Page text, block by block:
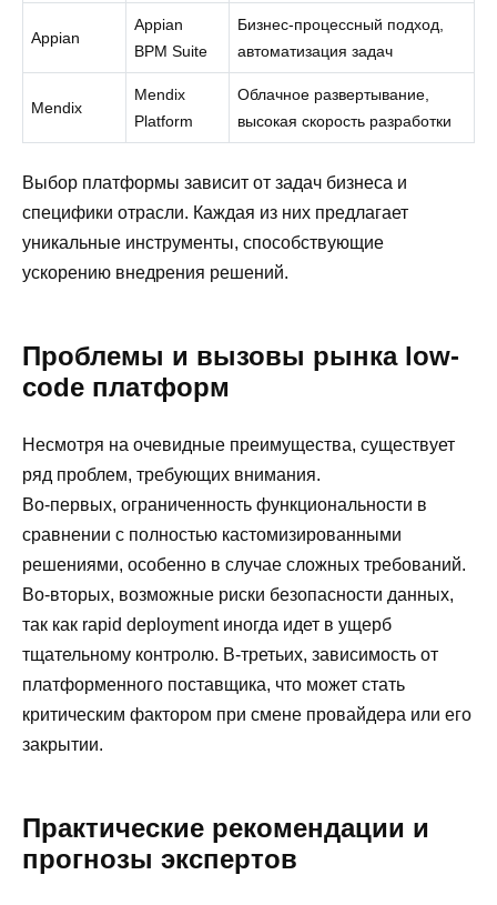
Appian
Appian
BPM Suite
Бизнес-процессный подход,
автоматизация задач
Mendix
Mendix
Platform
Облачное развертывание,
высокая скорость разработки
Выбор платформы зависит от задач бизнеса и
специфики отрасли. Каждая из них предлагает
уникальные инструменты, способствующие
ускорению внедрения решений.
Проблемы и вызовы рынка low-
code платформ
Несмотря на очевидные преимущества, существует
ряд проблем, требующих внимания.
Во-первых, ограниченность функциональности в
сравнении с полностью кастомизированными
решениями, особенно в случае сложных требований.
Во-вторых, возможные риски безопасности данных,
так как rapid deployment иногда идет в ущерб
тщательному контролю. В-третьих, зависимость от
платформенного поставщика, что может стать
критическим фактором при смене провайдера или его
закрытии.
Практические рекомендации и
прогнозы экспертов